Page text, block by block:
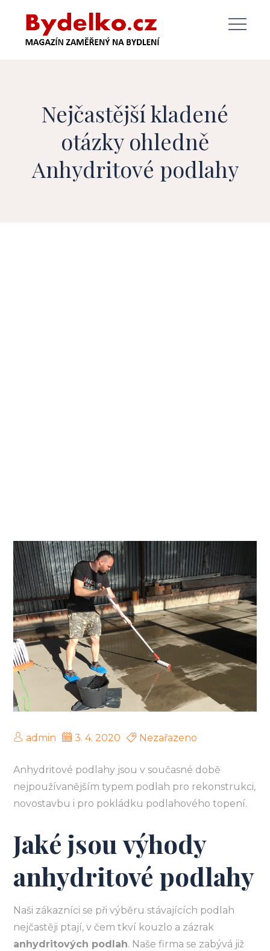
content
Nejčastější kladené
otázky ohledně
Anhydritové podlahy
admin 3. 4. 2020 Nezařazeno
Anhydritové podlahy jsou v současné době
nejpoužívanějším typem podlah pro rekonstrukci,
novostavbu i pro pokládku podlahového topení.
Jaké jsou výhody
anhydritové podlahy
Naši zákazníci se při výběru stávajících podlah
nejčastěji ptají, v čem tkví kouzlo a zázrak
anhydritových podlah. Naše firma se zabývá již